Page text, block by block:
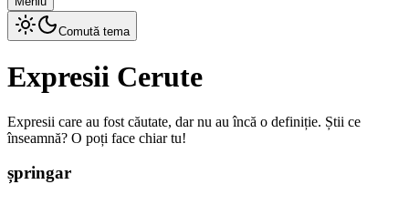
Comută tema
Expresii Cerute
Expresii care au fost căutate, dar nu au încă o definiție. Știi ce
înseamnă? O poți face chiar tu!
șpringar